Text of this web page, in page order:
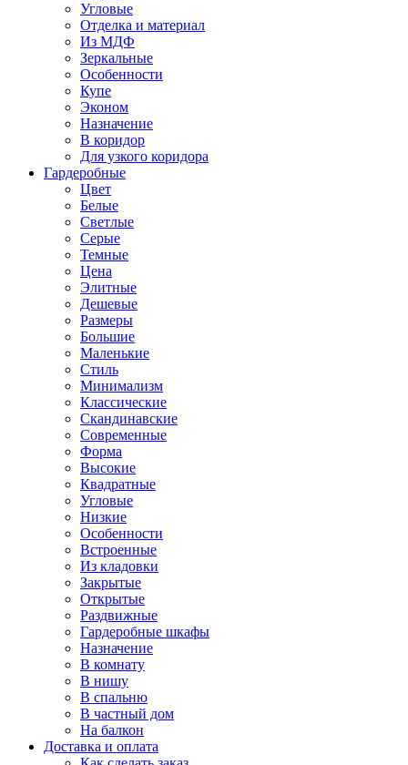
Угловые
Отделка и материал
Из МДФ
Зеркальные
Особенности
Купе
Эконом
Назначение
В коридор
Для узкого коридора
Гардеробные
Цвет
Белые
Светлые
Серые
Темные
Цена
Элитные
Дешевые
Размеры
Большие
Маленькие
Стиль
Минимализм
Классические
Скандинавские
Современные
Форма
Высокие
Квадратные
Угловые
Низкие
Особенности
Встроенные
Из кладовки
Закрытые
Открытые
Раздвижные
Гардеробные шкафы
Назначение
В комнату
В нишу
В спальню
В частный дом
На балкон
Доставка и оплата